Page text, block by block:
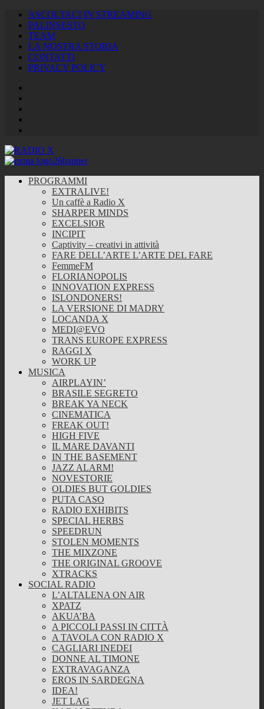
ASCOLTACI IN STREAMING
PALINSESTO
TEAM
LA NOSTRA STORIA
CONTATTI
PRIVACY POLICY
PROGRAMMI
EXTRALIVE!
Un caffè a Radio X
SHARPER MINDS
EXCELSIOR
INCIPIT
Captivity – creativi in attività
FARE DELL’ARTE L’ARTE DEL FARE
FemmeFM
FLORIANOPOLIS
INNOVATION EXPRESS
ISLONDONERS!
LA VERSIONE DI MADRY
LOCANDA X
MEDI@EVO
TRANS EUROPE EXPRESS
RAGGI X
WORK UP
MUSICA
AIRPLAYIN’
BRASILE SEGRETO
BREAK YA NECK
CINEMATICA
FREAK OUT!
HIGH FIVE
IL MARE DAVANTI
IN THE BASEMENT
JAZZ ALARM!
NOVESTORIE
OLDIES BUT GOLDIES
PUTA CASO
RADIO EXHIBITS
SPECIAL HERBS
SPEEDRUN
STOLEN MOMENTS
THE MIXZONE
THE ORIGINAL GROOVE
XTRACKS
SOCIAL RADIO
L’ALTALENA ON AIR
XPATZ
AKUA’BA
A PICCOLI PASSI IN CITTÀ
A TAVOLA CON RADIO X
CAGLIARI INEDEI
DONNE AL TIMONE
EXTRAVAGANZA
EROS IN SARDEGNA
IDEA!
JET LAG